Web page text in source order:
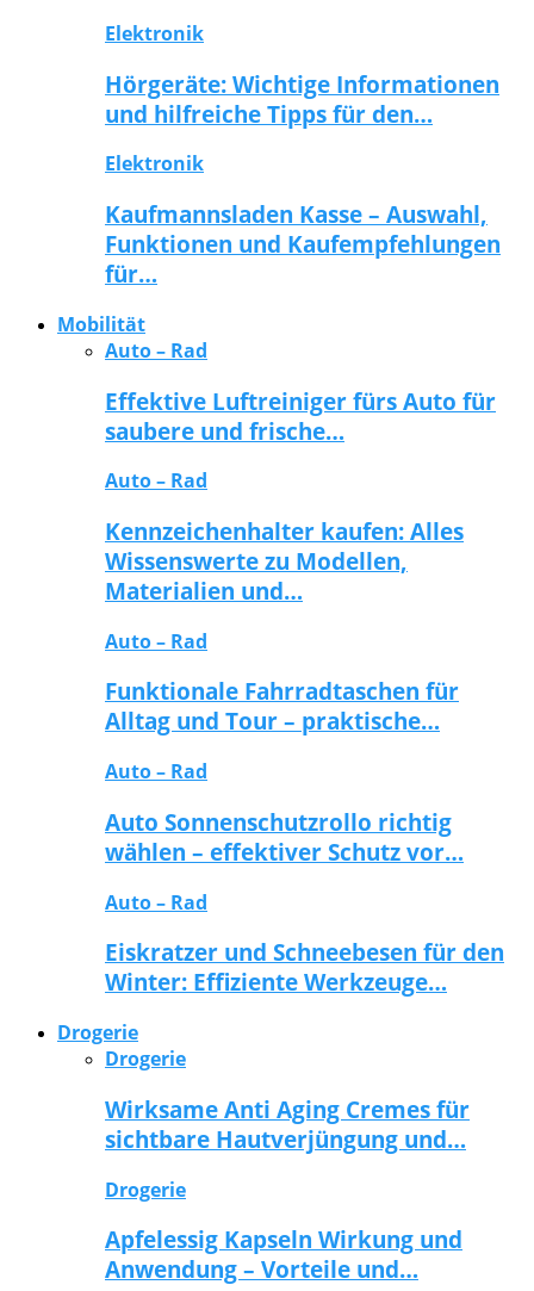
Elektronik
Hörgeräte: Wichtige Informationen
und hilfreiche Tipps für den…
Elektronik
Kaufmannsladen Kasse – Auswahl,
Funktionen und Kaufempfehlungen
für…
Mobilität
Auto – Rad
Effektive Luftreiniger fürs Auto für
saubere und frische…
Auto – Rad
Kennzeichenhalter kaufen: Alles
Wissenswerte zu Modellen,
Materialien und…
Auto – Rad
Funktionale Fahrradtaschen für
Alltag und Tour – praktische…
Auto – Rad
Auto Sonnenschutzrollo richtig
wählen – effektiver Schutz vor…
Auto – Rad
Eiskratzer und Schneebesen für den
Winter: Effiziente Werkzeuge…
Drogerie
Drogerie
Wirksame Anti Aging Cremes für
sichtbare Hautverjüngung und…
Drogerie
Apfelessig Kapseln Wirkung und
Anwendung – Vorteile und…